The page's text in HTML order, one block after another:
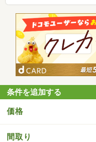
条件を追加する
価格
間取り